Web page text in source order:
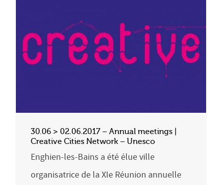
30.06 > 02.06.2017 – Annual meetings |
Creative Cities Network – Unesco
Enghien-les-Bains a été élue ville
organisatrice de la XIe Réunion annuelle